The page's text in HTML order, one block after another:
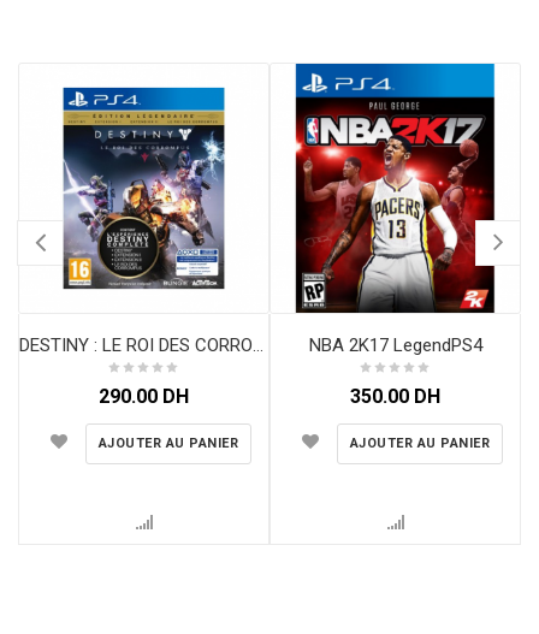
290.00 DH
AJOUTER AU PANIER
NBA 2K17 LegendPS4
350.00 DH
AJOUTER AU PANIER